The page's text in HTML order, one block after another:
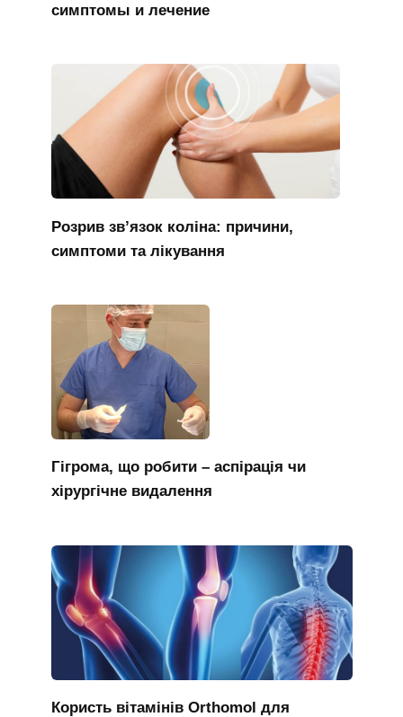
симптомы и лечение
Розрив зв’язок коліна: причини,
симптоми та лікування
Гігрома, що робити – аспірація чи
хірургічне видалення
Користь вітамінів Orthomol для